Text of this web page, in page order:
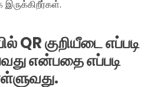
இருக்கிறீர்கள்.
QR குறியீடை எப்படி
என்பதை எப்படி